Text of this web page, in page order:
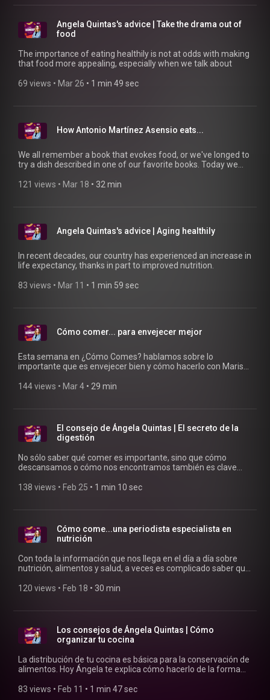
Angela Quintas's advice | Take the drama out of
food
The importance of eating healthily is not at odds with making
that food more appealing, especially when we talk about
69 views • Mar 26 • 1 min 49 sec
How Antonio Martínez Asensio eats...
We all remember a book that evokes food, or we've longed to
try a dish described in one of our favorite books. Today we
Martínez Asensio.
121 views • Mar 18 • 32 min
Angela Quintas's advice | Aging healthily
In recent decades, our country has experienced an increase in
life expectancy, thanks in part to improved nutrition.
83 views • Mar 11 • 1 min 59 sec
Cómo comer... para envejecer mejor
Esta semana en ¿Cómo Comes? hablamos sobre lo
importante que es envejecer bien y cómo hacerlo con Marisa
144 views • Mar 4 • 29 min
El consejo de Ángela Quintas | El secreto de la
digestión
No sólo saber qué comer es importante, sino que cómo
descansamos o cómo nos encontramos también es clave
138 views • Feb 25 • 1 min 10 sec
Cómo come...una periodista especialista en
nutrición
Con toda la información que nos llega en el día a día sobre
nutrición, alimentos y salud, a veces es complicado saber qué
nos cuenta cómo filtrar mejor esa información y con qué
120 views • Feb 18 • 30 min
Los consejos de Ángela Quintas | Cómo
organizar tu cocina
La distribución de tu cocina es básica para la conservación de
alimentos. Hoy Ángela te explica cómo hacerlo de la forma
83 views • Feb 11 • 1 min 47 sec